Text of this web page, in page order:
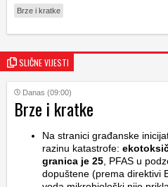
Brze i kratke
SLIČNE VIJESTI
Danas (09:00)
Brze i kratke
Na stranici građanske
razinu katastrofe:
granica je 25 , PFAS u
dopuštene (prema direktivi